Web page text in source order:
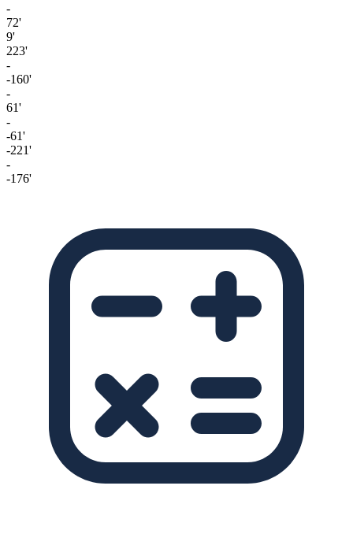
-
72'
9'
223'
-
-160'
-
61'
-
-61'
-221'
-
-176'